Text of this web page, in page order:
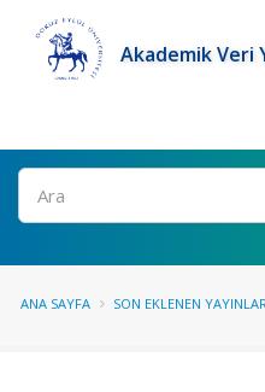
Akademik Veri
Ara
ANA SAYFA SON EKLENEN